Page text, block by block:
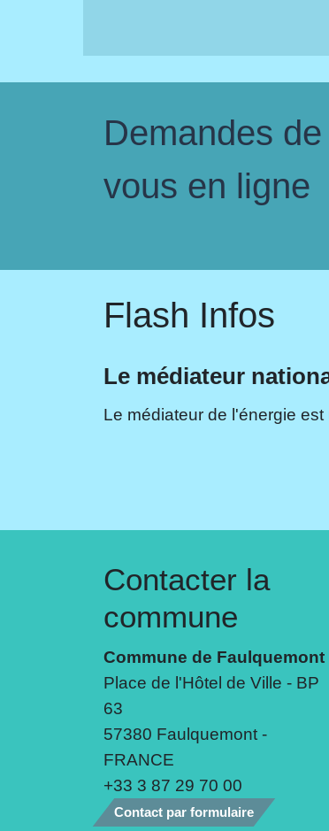
Demandes
vous en ligne
Flash Infos
Le médiateur
Le médiateur de l'énergie
Contacter la
commune
Commune de Faulquemont
Place de l'Hôtel de Ville - BP
63
57380 Faulquemont -
FRANCE
+33 3 87 29 70 00
Contact par formulaire